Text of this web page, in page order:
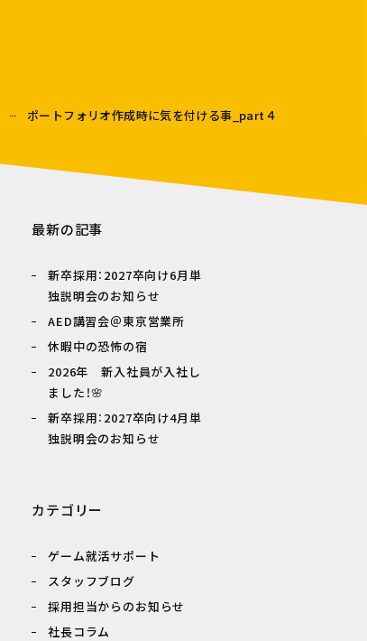
ポートフォリオ作成時に気を付ける事_part４
最新の記事
新卒採用：2027卒向け6月単
独説明会のお知らせ
AED講習会＠東京営業所
休暇中の恐怖の宿
2026年 新入社員が入社し
ました！🌸
新卒採用：2027卒向け4月単
独説明会のお知らせ
カテゴリー
ゲーム就活サポート
スタッフブログ
採用担当からのお知らせ
社長コラム